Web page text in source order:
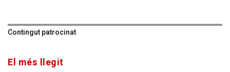
Contingut patrocinat
El més llegit